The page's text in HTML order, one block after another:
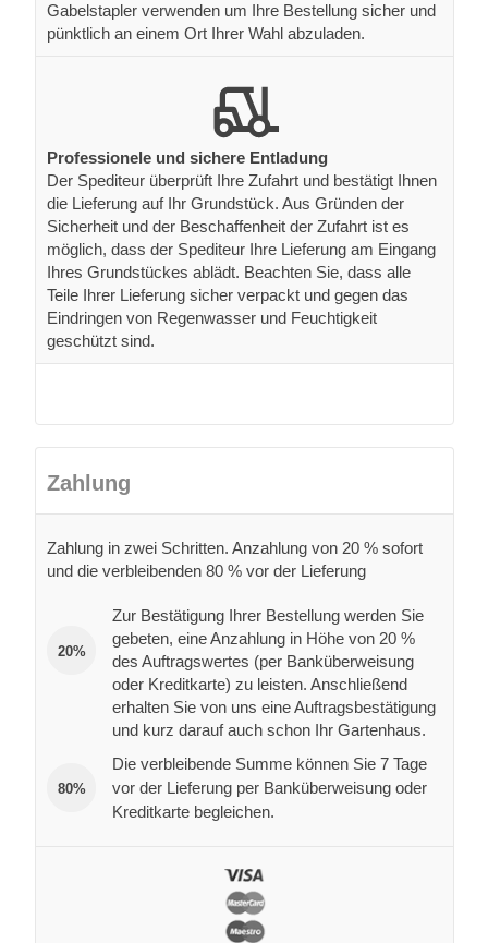
Gabelstapler verwenden um Ihre Bestellung sicher und
pünktlich an einem Ort Ihrer Wahl abzuladen.
Professionele und sichere Entladung
Der Spediteur überprüft Ihre Zufahrt und bestätigt Ihnen
die Lieferung auf Ihr Grundstück. Aus Gründen der
Sicherheit und der Beschaffenheit der Zufahrt ist es
möglich, dass der Spediteur Ihre Lieferung am Eingang
Ihres Grundstückes ablädt. Beachten Sie, dass alle
Teile Ihrer Lieferung sicher verpackt und gegen das
Eindringen von Regenwasser und Feuchtigkeit
geschützt sind.
Zahlung
Zahlung in zwei Schritten. Anzahlung von 20 % sofort
und die verbleibenden 80 % vor der Lieferung
20%
Zur Bestätigung Ihrer Bestellung werden Sie
gebeten, eine Anzahlung in Höhe von 20 %
des Auftragswertes (per Banküberweisung
oder Kreditkarte) zu leisten. Anschließend
erhalten Sie von uns eine Auftragsbestätigung
und kurz darauf auch schon Ihr Gartenhaus.
80%
Die verbleibende Summe können Sie 7 Tage
vor der Lieferung per Banküberweisung oder
Kreditkarte begleichen.